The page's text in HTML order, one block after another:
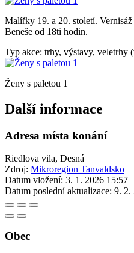
Malířky 19. a 20. století.
Beneše od 18ti hodin.
Typ akce: trhy, výstavy, veletrhy
Ženy s paletou 1
Další informace
Adresa místa konání
Riedlova vila, Desná
Zdroj: Mikroregion Tanvaldsko
Datum vložení: 3. 1. 2026 15:57
Datum poslední aktualizace: 9. 2.
Obec